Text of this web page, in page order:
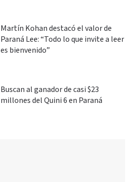
Martín Kohan destacó el valor de
Paraná Lee: “Todo lo que invite a leer
es bienvenido”
Buscan al ganador de casi $23
millones del Quini 6 en Paraná